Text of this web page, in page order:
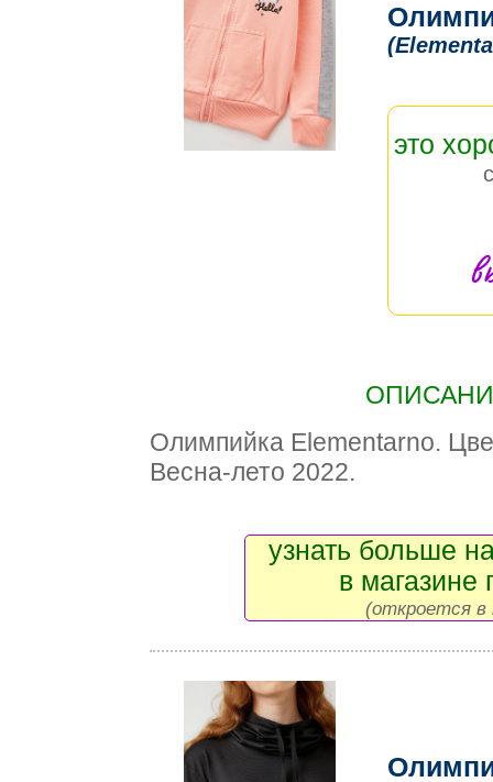
это
Олимпийка Elementarno.
Весна-лето 2022.
узнать больше
в магазине
(откроется в